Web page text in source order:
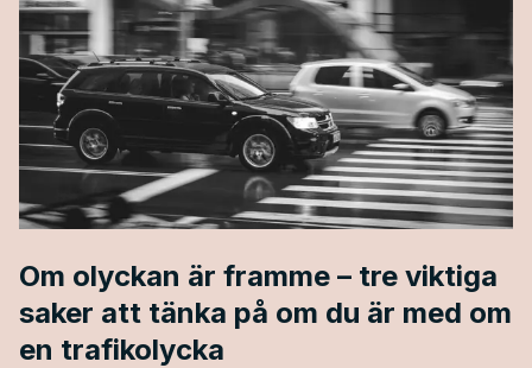
Om olyckan är framme – tre viktiga
saker att tänka på om du är med om
en trafikolycka